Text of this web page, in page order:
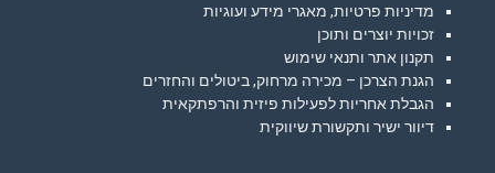
מדיניות פרטיות, מאגרי מידע ועוגיות
זכויות יוצרים ותוכן
תקנון אתר ותנאי שימוש
הגנת הצרכן – מכירה מרחוק, ביטולים והחזרים
הגבלת אחריות לפעילות פיזית והרפתקאית
דיוור ישיר ותקשורת שיווקית